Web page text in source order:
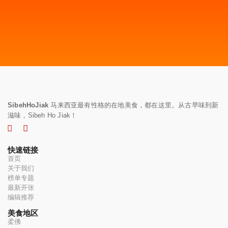
SibehHoJiak 马来西亚最有性格的在地美食，都在这里。从古早味到新
滋味，Sibeh Ho Jiak！
快速链接
首页
关于我们
榜单专题
最新开张
编辑推荐
美食地区
柔佛